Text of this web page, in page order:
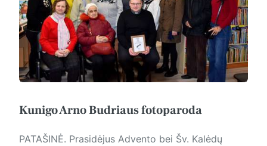
Kunigo Arno Budriaus fotoparoda
PATAŠINĖ. Prasidėjus Advento bei Šv. Kalėdų